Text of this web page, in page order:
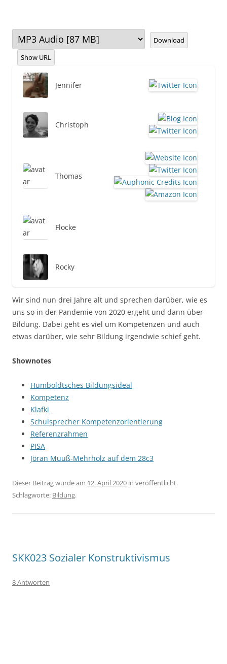
Download
Show URL
Jennifer
Christoph
Thomas
Flocke
Rocky
Wir sind nun drei Jahre alt und sprechen darüber, wie es
uns so in der Pandemie von 2020 ergeht und dann über
Bildung. Dabei geht es viel um Kompetenzen und auch
etwas darüber, wie sehr Bildung irgendwie schief geht.
Shownotes
Humboldtsches Bildungsideal
Kompetenz
Klafki
Schulsprecher Kompetenzorientierung
Referenzrahmen
PISA
Jöran Muuß-Mehrholz auf dem 28c3
Dieser Beitrag wurde am 12. April 2020 in veröffentlicht.
Schlagworte: Bildung.
SKK023 Sozialer Konstruktivismus
8 Antworten